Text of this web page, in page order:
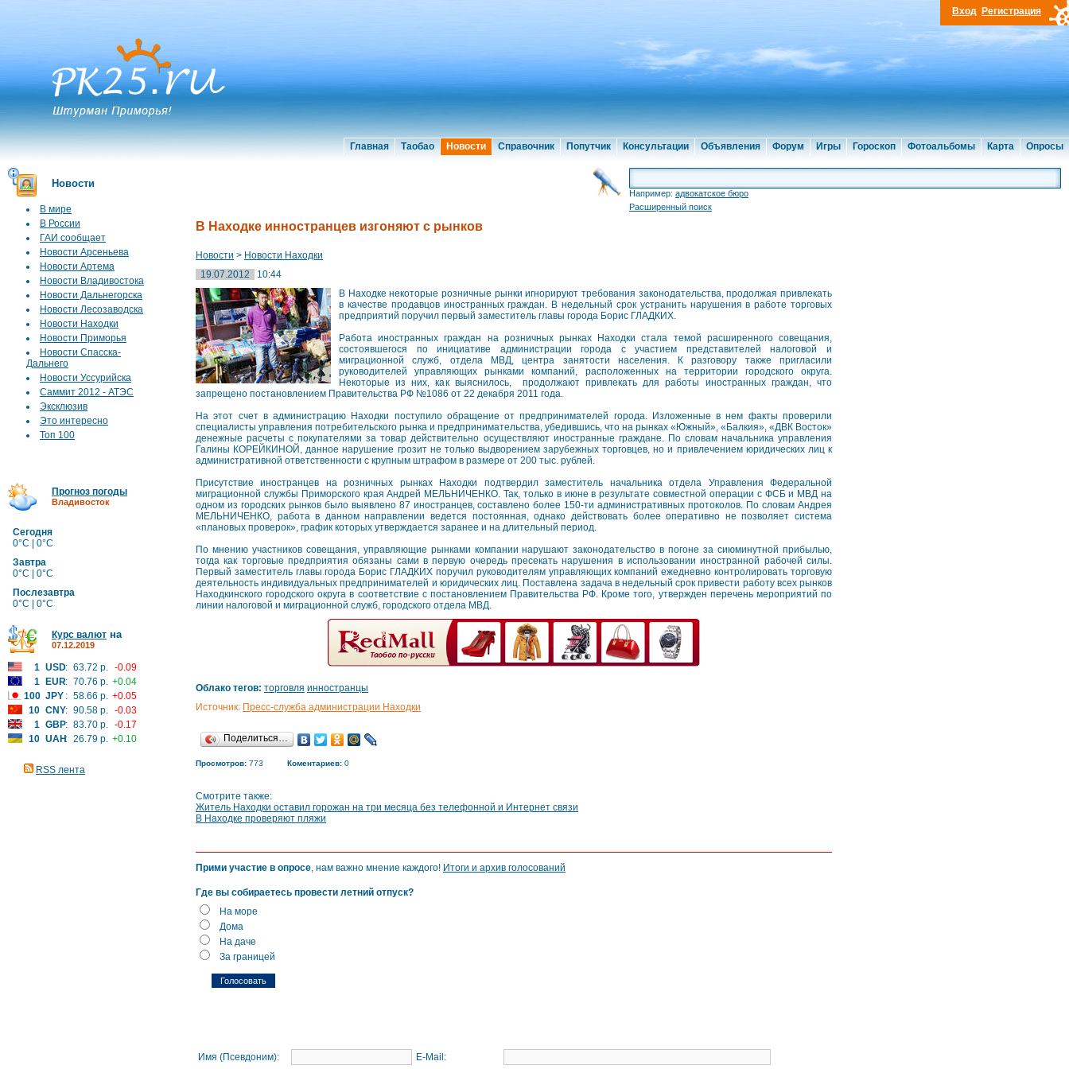
Главная Таобао Новости Справочник Попутчик Консультации Объявления Форум Игры Гороскоп Фотоальбомы Карта Опросы
Вход Регистрация
Новости
В мире
В России
ГАИ сообщает
Новости Арсеньева
Новости Артема
Новости Владивостока
Новости Дальнегорска
Новости Лесозаводска
Новости Находки
Новости Приморья
Новости Спасска-
Дальнего
Новости Уссурийска
Саммит 2012 - АТЭС
Эксклюзив
Это интересно
Топ 100
Прогноз погоды
Владивосток
Сегодня
0°C | 0°C
Завтра
0°C | 0°C
Послезавтра
0°C | 0°C
Курс валют на
07.12.2019
1 USD: 63.72 р. -0.09
1
EUR: 70.76 р. +0.04
100 JPY : 58.66 р. +0.05
10 CNY: 90.58 р. -0.03
1 GBP: 83.70 р. -0.17
10 UAH: 26.79 р. +0.10
RSS лента
Например: адвокатское бюро
Расширенный поиск
В Находке инностранцев изгоняют с рынков
Новости > Новости Находки
19.07.2012
10:44
В Находке некоторые розничные рынки игнорируют требования законодательства, продолжая привлекать
в качестве продавцов иностранных граждан. В недельный срок устранить нарушения в работе торговых
предприятий поручил первый заместитель главы города Борис ГЛАДКИХ.
Работа иностранных граждан на розничных рынках Находки стала темой расширенного совещания,
состоявшегося по инициативе администрации города с участием представителей налоговой и
миграционной служб, отдела МВД, центра занятости населения. К разговору также пригласили
руководителей управляющих рынками компаний, расположенных на территории городского округа.
Некоторые из них, как выяснилось, продолжают привлекать для работы иностранных граждан, что
запрещено постановлением Правительства РФ №1086 от 22 декабря 2011 года.
На этот счет в администрацию Находки поступило обращение от предпринимателей города. Изложенные в нем факты проверили
специалисты управления потребительского рынка и предпринимательства, убедившись, что на рынках «Южный», «Балкия», «ДВК Восток»
денежные расчеты с покупателями за товар действительно осуществляют иностранные граждане. По словам начальника управления
Галины КОРЕЙКИНОЙ, данное нарушение грозит не только выдворением зарубежных торговцев, но и привлечением юридических лиц к
административной ответственности с крупным штрафом в размере от 200 тыс. рублей.
Присутствие иностранцев на розничных рынках Находки подтвердил заместитель начальника отдела Управления Федеральной
миграционной службы Приморского края Андрей МЕЛЬНИЧЕНКО. Так, только в июне в результате совместной операции с ФСБ и МВД на
одном из городских рынков было выявлено 87 иностранцев, составлено более 150-ти административных протоколов. По словам Андрея
МЕЛЬНИЧЕНКО, работа в данном направлении ведется постоянная, однако действовать более оперативно не позволяет система
«плановых проверок», график которых утверждается заранее и на длительный период.
По мнению участников совещания, управляющие рынками компании нарушают законодательство в погоне за сиюминутной прибылью,
тогда как торговые предприятия обязаны сами в первую очередь пресекать нарушения в использовании иностранной рабочей силы.
Первый заместитель главы города Борис ГЛАДКИХ поручил руководителям управляющих компаний ежедневно контролировать торговую
деятельность индивидуальных предпринимателей и юридических лиц. Поставлена задача в недельный срок привести работу всех рынков
Находкинского городского округа в соответствие с постановлением Правительства РФ. Кроме того, утвержден перечень мероприятий по
линии налоговой и миграционной служб, городского отдела МВД.
Облако тегов: торговля инностранцы
Источник: Пресс-служба администрации Находки
Поделиться…
Просмотров: 773 Коментариев: 0
Смотрите также:
Житель Находки оставил горожан на три месяца без телефонной и Интернет связи
В Находке проверяют пляжи
Прими участие в опросе, нам важно мнение каждого! Итоги и архив голосований
Где вы собираетесь провести летний отпуск?
На море
Дома
На даче
За границей
Имя (Псевдоним): E-Mail: